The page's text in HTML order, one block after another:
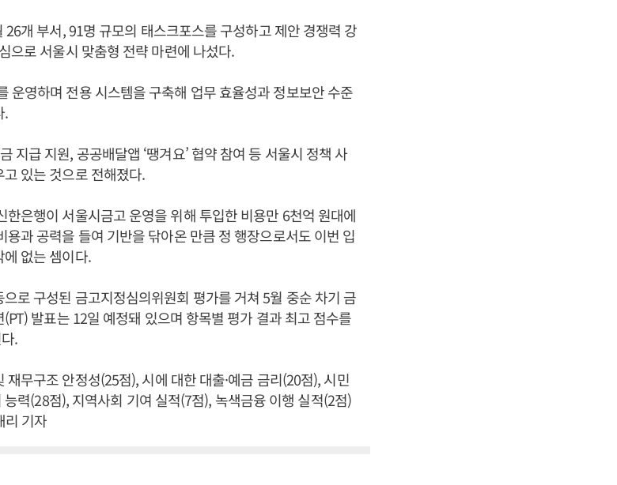
개 부서, 91명 규모의 태스크포스를 구성하고 제안 경쟁력 강
으로 서울시 맞춤형 전략 마련에 나섰다.
운영하며 전용 시스템을 구축해 업무 효율성과 정보보안 수준
.
지급 지원, 공공배달앱 ‘땡겨요’ 협약 참여 등 서울시 정책 사
있는 것으로 전해졌다.
한은행이 서울시금고 운영을 위해 투입한 비용만 6천억 원대에
과 공력을 들여 기반을 닦아온 만큼 정 행장으로서도 이번 입
없는 셈이다.
로 구성된 금고지정심의위원회 평가를 거쳐 5월 중순 차기 금
발표는 12일 예정돼 있으며 항목별 평가 결과 최고 점수를
.
무구조 안정성(25점), 시에 대한 대출·예금 금리(20점), 시민
력(28점), 지역사회 기여 실적(7점), 녹색금융 이행 실적(2점)
리 기자